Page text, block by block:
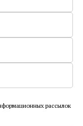
рассылок
что
простыми